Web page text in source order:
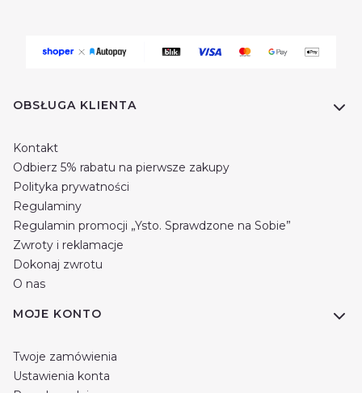
Linki w stopce
OBSŁUGA KLIENTA
Kontakt
Odbierz 5% rabatu na pierwsze zakupy
Polityka prywatności
Regulaminy
Regulamin promocji „Ysto. Sprawdzone na Sobie”
Zwroty i reklamacje
Dokonaj zwrotu
O nas
MOJE KONTO
Twoje zamówienia
Ustawienia konta